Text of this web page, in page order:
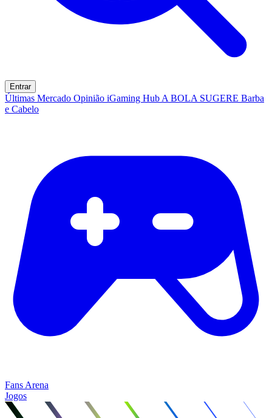
Entrar
Últimas Mercado Opinião iGaming Hub A BOLA SUGERE Barba
e Cabelo
Fans Arena
Jogos